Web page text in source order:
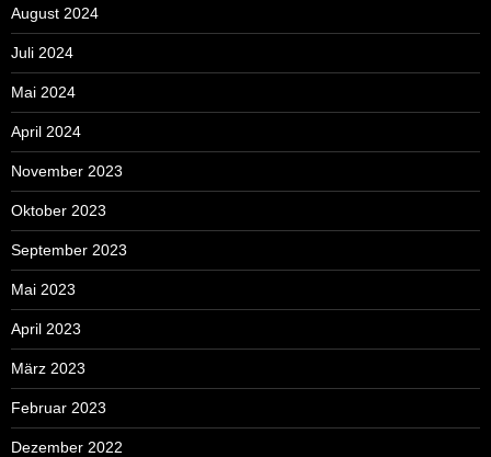
August 2024
Juli 2024
Mai 2024
April 2024
November 2023
Oktober 2023
September 2023
Mai 2023
April 2023
März 2023
Februar 2023
Dezember 2022